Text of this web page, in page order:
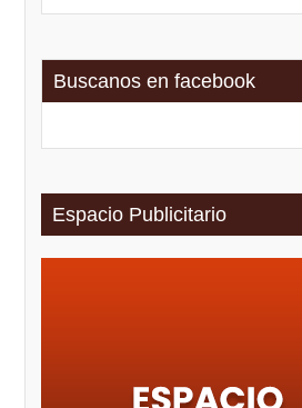
Buscanos en facebook
Espacio Publicitario